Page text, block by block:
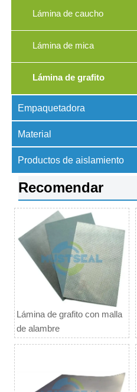
Lámina de caucho
Lámina de mica
Lámina de grafito
Empaquetadora
Material
Productos de aislamiento
Recomendar
Lámina de grafito con malla
de alambre